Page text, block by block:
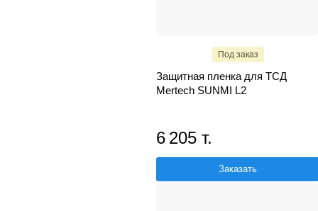
Под заказ
Защитная пленка для ТСД
Mertech SUNMI L2
6 205 т.
Заказать